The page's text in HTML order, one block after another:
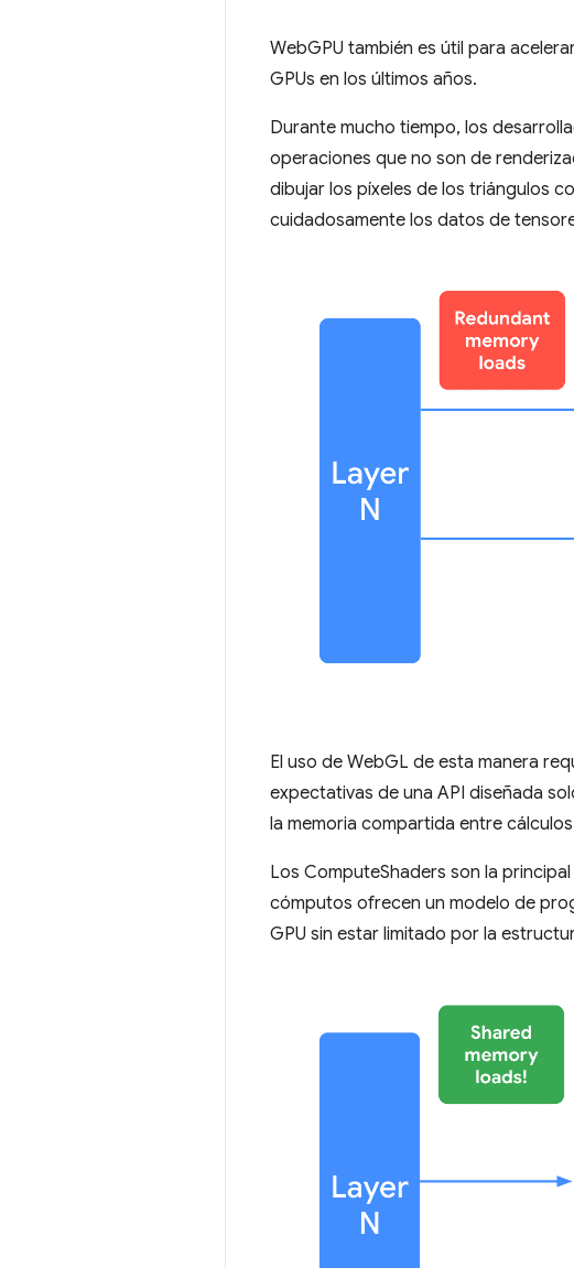
WebGPU también es útil para
GPUs en los últimos años.
Durante mucho tiempo, los
operaciones que no son de
dibujar los píxeles de los triángulos
cuidadosamente los datos de
El uso de WebGL de esta manera
expectativas de una API diseñada
la memoria compartida entre
Los ComputeShaders son la
cómputos ofrecen un modelo de
GPU sin estar limitado por la